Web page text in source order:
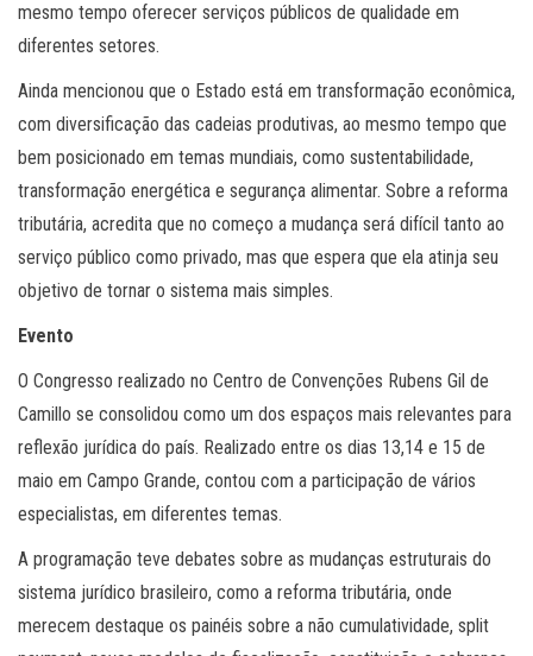
mesmo tempo oferecer serviços públicos de qualidade em
diferentes setores.
Ainda mencionou que o Estado está em transformação econômica,
com diversificação das cadeias produtivas, ao mesmo tempo que
bem posicionado em temas mundiais, como sustentabilidade,
transformação energética e segurança alimentar. Sobre a reforma
tributária, acredita que no começo a mudança será difícil tanto ao
serviço público como privado, mas que espera que ela atinja seu
objetivo de tornar o sistema mais simples.
Evento
O Congresso realizado no Centro de Convenções Rubens Gil de
Camillo se consolidou como um dos espaços mais relevantes para
reflexão jurídica do país. Realizado entre os dias 13,14 e 15 de
maio em Campo Grande, contou com a participação de vários
especialistas, em diferentes temas.
A programação teve debates sobre as mudanças estruturais do
sistema jurídico brasileiro, como a reforma tributária, onde
merecem destaque os painéis sobre a não cumulatividade, split